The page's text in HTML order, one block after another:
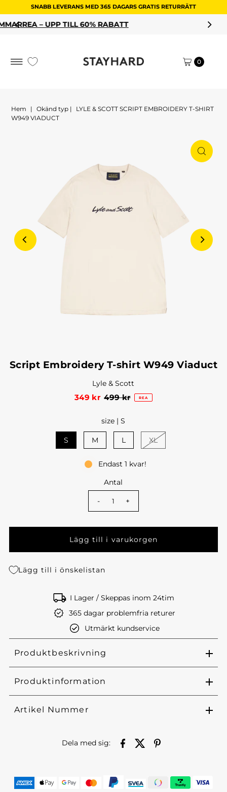
SNABB LEVERANS MED 365 DAGARS GRATIS RETURRÄTT
RABATT HANDLA DINA
0
Hem | Okänd typ |
LYLE & SCOTT SCRIPT EMBROIDERY T-SHIRT
W949 VIADUCT
Script Embroidery T-shirt W949 Viaduct
Lyle & Scott
349 kr 499 kr REA
size |S
S M L XL
Endast 1 kvar!
Antal
- +
Lägg till i önskelistan
I Lager / Skeppas inom 24tim
365 dagar problemfria returer
Utmärkt kundservice
Produktbeskrivning
Produktinformation
Artikel Nummer
Dela med sig: